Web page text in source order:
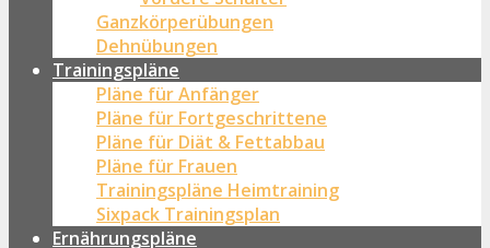
Ganzkörperübungen
Dehnübungen
Trainingspläne
Pläne für Anfänger
Pläne für Fortgeschrittene
Pläne für Diät & Fettabbau
Pläne für Frauen
Trainingspläne Heimtraining
Sixpack Trainingsplan
Ernährungspläne